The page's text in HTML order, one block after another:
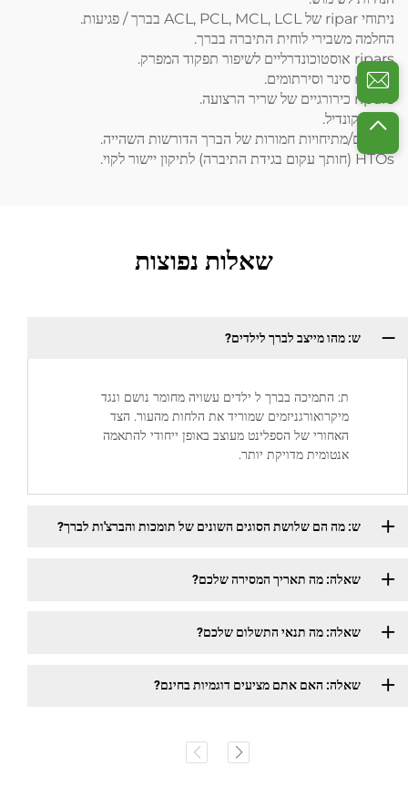
ניתוחי ripar של ACL, PCL, MCL, LCL בברך / פגיעות.
החלמה משבירי לוחית התיברה בברך.
ripars אוסטוכונדרליים לשיפור תפקוד המפרק.
ripars סינר וסירתומים.
ripars כירורגיים של שריר הרצועה.
שבירי קונדיל.
פיבורים/מתיחויות חמורות של הברך הדורשות השהייה.
HTOs (חותך עקום בגידת התיברה) לתיקון יישור לקוי.
שאלות נפוצות
ש: מהו מייצב לברך לילדים?
ת: התמיכה בברך ל ילדים עשויה מחומר נושם ונגד
מיקרואורגניזמים שמוריד את הלחות מהעור. הצד
האחורי של הספלינט מעוצב באופן ייחודי להתאמה
אנטומית מדויקת יותר.
ש: מה הם שלושת הסוגים השונים של תומכות והברצ'ות לברך?
שאלה: מה תאריך המסירה שלכם?
שאלה: מה תנאי התשלום שלכם?
שאלה: האם אתם מציעים דוגמיות בחינם?